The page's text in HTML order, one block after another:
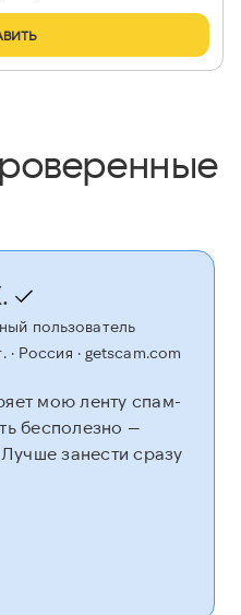
пользователь
· Россия · getscam.com
мою ленту спам-
бесполезно —
занести сразу